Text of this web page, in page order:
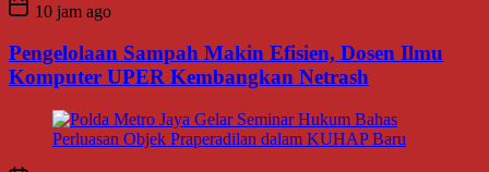
10 jam ago
Pengelolaan Sampah Makin Efisien, Dosen Ilmu
Komputer UPER Kembangkan Netrash